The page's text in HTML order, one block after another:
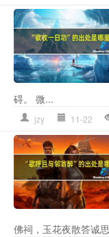
碍。 微...
jzy 11-22
佛祠，玉花夜散答诚